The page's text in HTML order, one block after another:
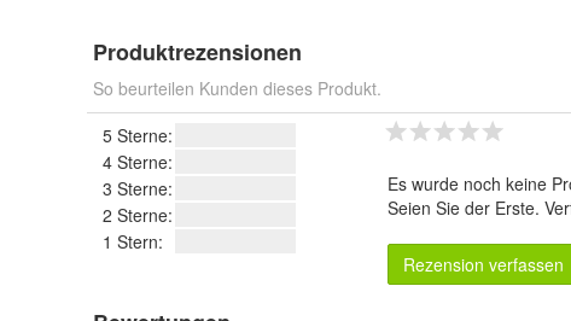
Produktrezensionen
So beurteilen Kunden dieses Produkt.
5 Sterne:
4 Sterne:
3 Sterne:
2 Sterne:
1 Stern:
Es wurde noch keine
Seien Sie der Erste.
Rezension verfassen